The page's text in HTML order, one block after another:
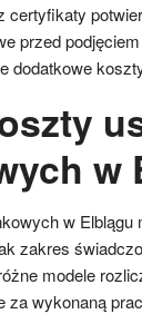
certyfikaty
przed
dodatkowe
w
w
zakres
modele
za wykonaną